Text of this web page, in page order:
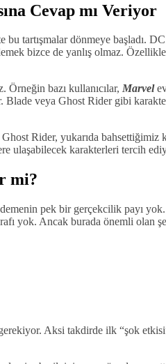
Cevap mı Veriyor
bu tartışmalar dönmeye başladı.
bizce de yanlış olmaz.
Örneğin bazı kullanıcılar, Marvel
veya Ghost Rider gibi
Rider, yukarıda
ulaşabilecek karakterleri tercih
mi?
pek bir gerçekcilik payı
yok. Ancak burada önemli olan
Aksi takdirde ilk “şok